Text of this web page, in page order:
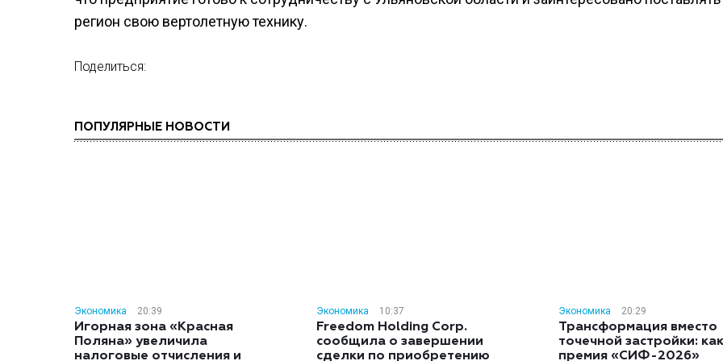
регион свою вертолетную технику.
Поделиться:
ПОПУЛЯРНЫЕ НОВОСТИ
Экономика 20:39
Игорная зона «Красная
Поляна» увеличила
налоговые отчисления и
Экономика 10:37
Freedom Holding Corp.
сообщила о завершении
сделки по приобретению
Экономика 20:29
Трансформация вместо
точечной застройки: как
премия «СИФ-2026»